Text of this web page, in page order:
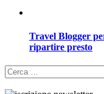
Travel Blogger
ripartire presto
Ricerca
per: